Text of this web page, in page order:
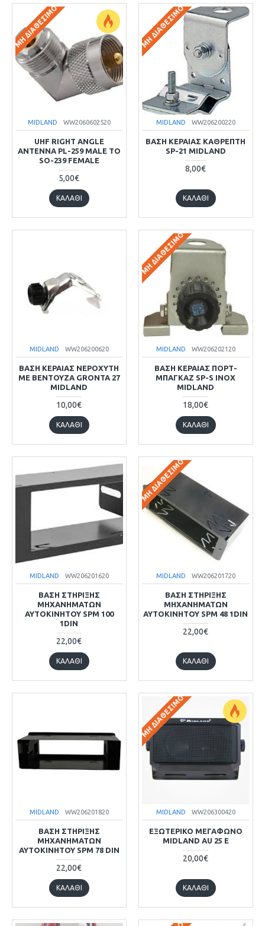
ΜΗ ΔΙΑΘΈΣΙΜΟ
MIDLAND WW2060602520
UHF RIGHT ANGLE
ANTENNA PL-259 MALE TO
SO-239 FEMALE
5,00€
ΚΑΛΆΘΙ
ΜΗ ΔΙΑΘΈΣΙΜΟ
MIDLAND WW206200220
ΒΑΣΗ ΚΕΡΑΙΑΣ ΚΑΘΡΕΠΤΗ
SP-21 MIDLAND
8,00€
ΚΑΛΆΘΙ
MIDLAND WW206200620
ΒΑΣΗ ΚΕΡΑΙΑΣ ΝΕΡΟΧΥΤΗ
ΜΕ ΒΕΝΤΟΥΖΑ GRONTA 27
MIDLAND
10,00€
ΚΑΛΆΘΙ
ΜΗ ΔΙΑΘΈΣΙΜΟ
MIDLAND WW206202120
ΒΑΣΗ ΚΕΡΑΙΑΣ ΠΟΡΤ-
ΜΠΑΓΚΑΖ SP-S INOX
MIDLAND
18,00€
ΚΑΛΆΘΙ
MIDLAND WW206201620
ΒΑΣΗ ΣΤΗΡΙΞΗΣ
ΜΗΧΑΝΗΜΑΤΩΝ
ΑΥΤΟΚΙΝΗΤΟΥ SPM 100
1DIN
22,00€
ΚΑΛΆΘΙ
ΜΗ ΔΙΑΘΈΣΙΜΟ
MIDLAND WW206201720
ΒΑΣΗ ΣΤΗΡΙΞΗΣ
ΜΗΧΑΝΗΜΑΤΩΝ
ΑΥΤΟΚΙΝΗΤΟΥ SPM 48 1DIN
22,00€
ΚΑΛΆΘΙ
MIDLAND WW206201820
ΒΑΣΗ ΣΤΗΡΙΞΗΣ
ΜΗΧΑΝΗΜΑΤΩΝ
ΑΥΤΟΚΙΝΗΤΟΥ SPM 78 DIN
22,00€
ΚΑΛΆΘΙ
ΜΗ ΔΙΑΘΈΣΙΜΟ
MIDLAND WW206300420
ΕΞΩΤΕΡΙΚΟ ΜΕΓΑΦΩΝΟ
MIDLAND AU 25 E
20,00€
ΚΑΛΆΘΙ